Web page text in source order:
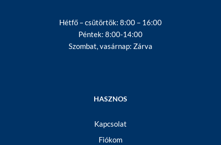
Hétfő – csütörtök: 8:00 – 16:00
Péntek: 8:00-14:00
Szombat, vasárnap: Zárva
HASZNOS
Kapcsolat
Fiókom